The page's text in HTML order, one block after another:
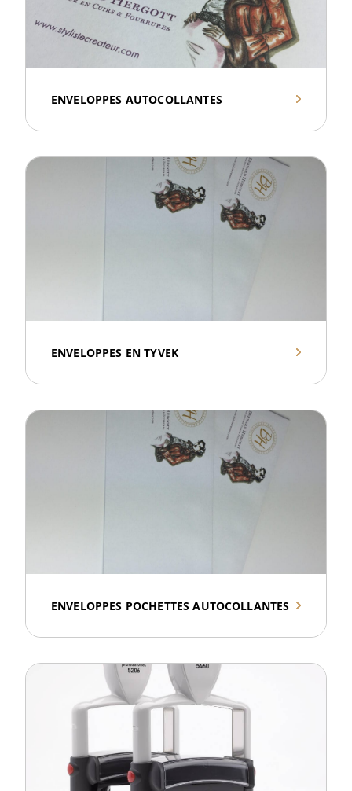
ENVELOPPES AUTOCOLLANTES
ENVELOPPES EN TYVEK
ENVELOPPES POCHETTES AUTOCOLLANTES